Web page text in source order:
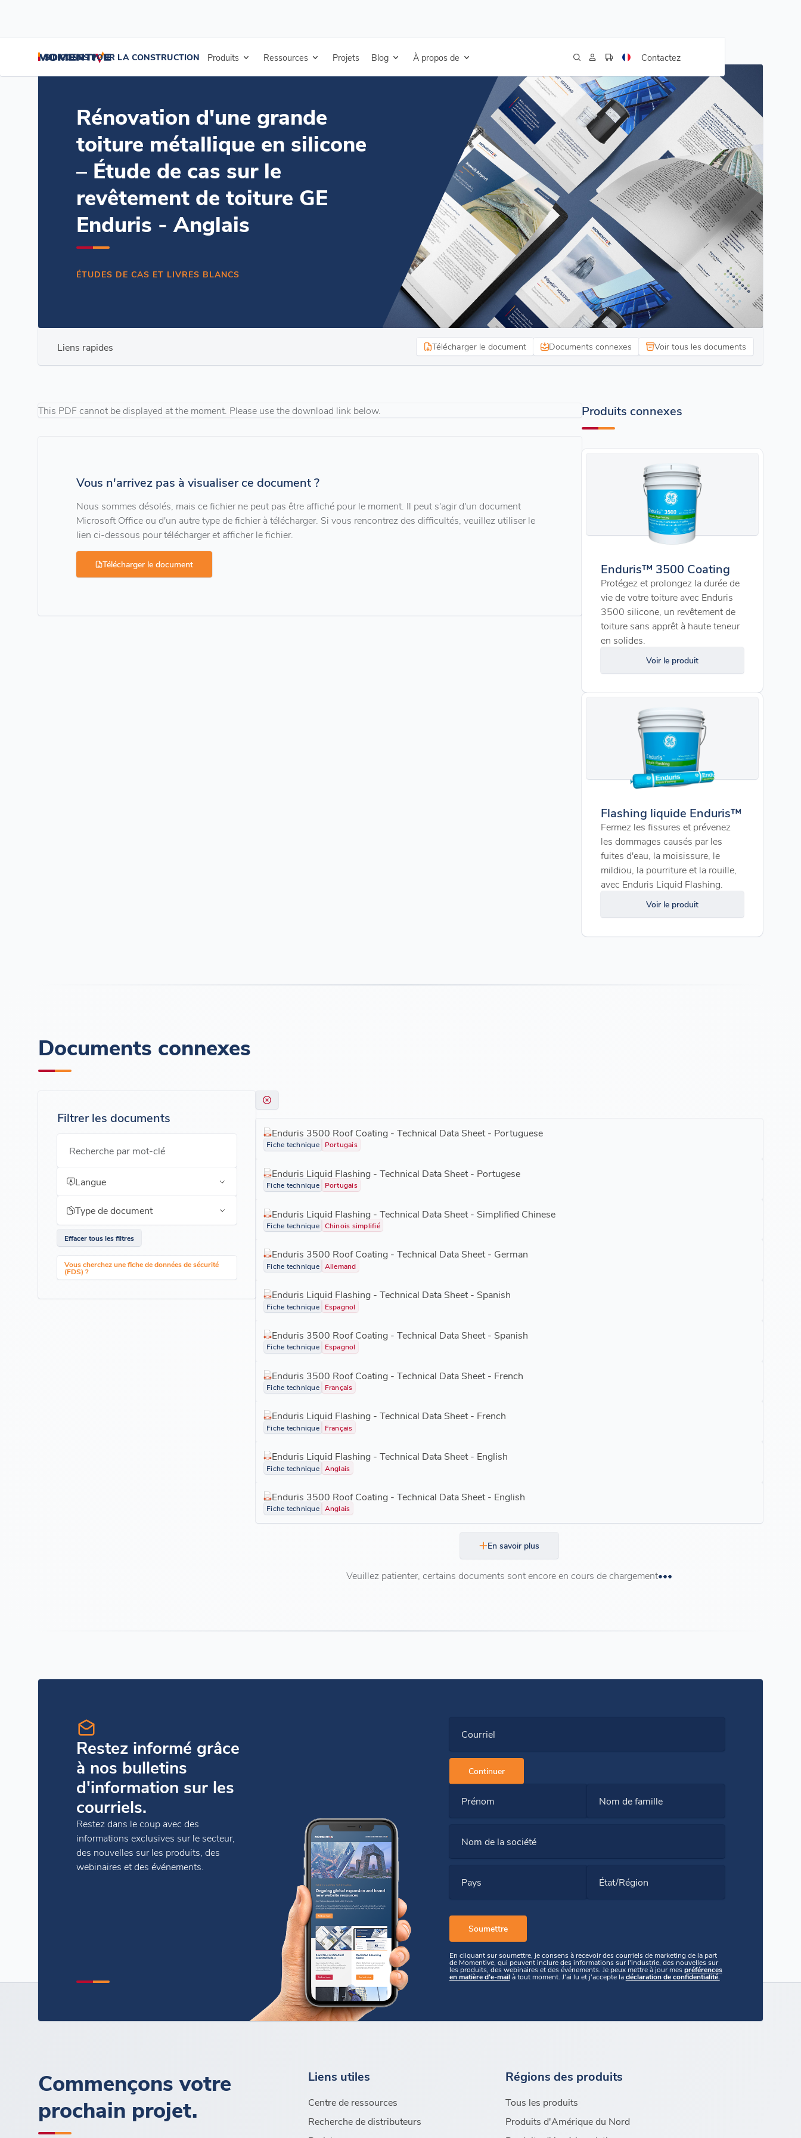
SILICONES POUR LA CONSTRUCTION Produits Ressources Projets Blog À propos de Contactez
Accueil Ressources Rénovation d'une grande toiture métallique en silicone – Étude de cas sur le revêtement de toiture GE Enduris - Anglais
Rénovation d'une grande
toiture métallique en silicone
– Étude de cas sur le
revêtement de toiture GE
Enduris - Anglais
ÉTUDES DE CAS ET LIVRES BLANCS
Liens rapides Télécharger le document Documents connexes Voir tous les documents
This PDF cannot be displayed at the moment. Please use the download link below.
Vous n'arrivez pas à visualiser ce document ?
Nous sommes désolés, mais ce fichier ne peut pas être affiché pour le moment. Il peut s'agir d'un document
Microsoft Office ou d'un autre type de fichier à télécharger. Si vous rencontrez des difficultés, veuillez utiliser le
lien ci-dessous pour télécharger et afficher le fichier.
Télécharger le document
Produits connexes
Enduris™ 3500 Coating
Protégez et prolongez la durée de
vie de votre toiture avec Enduris
3500 silicone, un revêtement de
toiture sans apprêt à haute teneur
en solides.
Voir le produit
Flashing liquide Enduris™
Fermez les fissures et prévenez
les dommages causés par les
fuites d'eau, la moisissure, le
mildiou, la pourriture et la rouille,
avec Enduris Liquid Flashing.
Voir le produit
Documents connexes
Filtrer les documents
Recherche par mot-clé
Langue
Type de document
Effacer tous les filtres
Vous cherchez une fiche de données de sécurité
(FDS) ?
Enduris 3500 Roof Coating - Technical Data Sheet - Portuguese
Fiche technique Portugais
Enduris Liquid Flashing - Technical Data Sheet - Portugese
Fiche technique Portugais
Enduris Liquid Flashing - Technical Data Sheet - Simplified Chinese
Fiche technique Chinois simplifié
Enduris 3500 Roof Coating - Technical Data Sheet - German
Fiche technique Allemand
Enduris Liquid Flashing - Technical Data Sheet - Spanish
Fiche technique Espagnol
Enduris 3500 Roof Coating - Technical Data Sheet - Spanish
Fiche technique Espagnol
Enduris 3500 Roof Coating - Technical Data Sheet - French
Fiche technique Français
Enduris Liquid Flashing - Technical Data Sheet - French
Fiche technique Français
Enduris Liquid Flashing - Technical Data Sheet - English
Fiche technique Anglais
Enduris 3500 Roof Coating - Technical Data Sheet - English
Fiche technique Anglais
En savoir plus
Veuillez patienter, certains documents sont encore en cours de chargement
Restez informé grâce
à nos bulletins
d'information sur les
courriels.
Restez dans le coup avec des
informations exclusives sur le secteur,
des nouvelles sur les produits, des
webinaires et des événements.
Courriel
Continuer
Prénom Nom de famille
Nom de la société
Pays État/Région
En cliquant sur soumettre, je consens à recevoir des courriels de marketing de la part
de Momentive, qui peuvent inclure des informations sur l'industrie, des nouvelles sur
les produits, des webinaires et des événements. Je peux mettre à jour mespréférences
en matière d'e-mailà tout moment. J'ai lu et j'accepte ladéclaration de confidentialité.
Commençons votre
prochain projet.
Liens utiles
Centre de ressources
Recherche de distributeurs
Régions des produits
Tous les produits
Produits d'Amérique du Nord